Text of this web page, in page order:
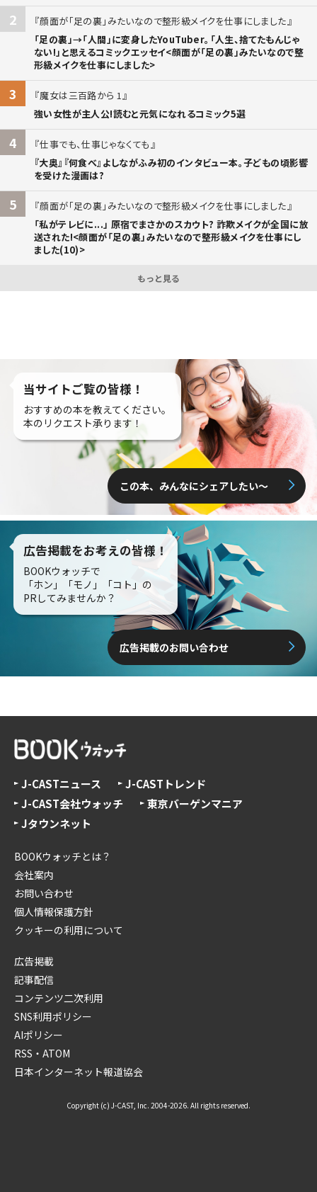
2
顔面が「足の裏」みたいなので整形級メイクを仕事にしました
「足の裏」→「人間」に変身したYouTuber。「人生、捨てたもんじゃ
ない!」と思えるコミックエッセイ<顔面が「足の裏」みたいなので整
形級メイクを仕事にしました>
3
魔女は三百路から 1
強い女性が主人公!読むと元気になれるコミック5選
4
仕事でも、仕事じゃなくても
『大奥』『何食べ』よしながふみ初のインタビュー本。子どもの頃影響
を受けた漫画は?
5
顔面が「足の裏」みたいなので整形級メイクを仕事にしました
「私がテレビに...」 原宿でまさかのスカウト? 詐欺メイクが全国に放
送された!<顔面が「足の裏」みたいなので整形級メイクを仕事にし
ました(10)>
もっと見る
当サイトご覧の皆様！
おすすめの本を教えてください。
本のリクエスト承ります！
この本、みんなにシェアしたい〜
広告掲載をお考えの皆様！
BOOKウォッチで
「ホン」「モノ」「コト」の
PRしてみませんか？
広告掲載のお問い合わせ
J-CASTニュース
J-CASTトレンド
J-CAST会社ウォッチ
東京バーゲンマニア
Jタウンネット
BOOKウォッチとは？
会社案内
お問い合わせ
個人情報保護方針
クッキーの利用について
広告掲載
記事配信
コンテンツ二次利用
SNS利用ポリシー
AIポリシー
RSS・ATOM
日本インターネット報道協会
Copyright (c) J-CAST, Inc. 2004-2026. All rights reserved.